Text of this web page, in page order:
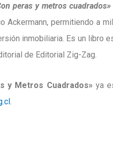
peras y metros cuadrados»
Ackermann, permitiendo a
inmobiliaria. Es un libro
de Editorial Zig-Zag.
y Metros Cuadrados»ya
.